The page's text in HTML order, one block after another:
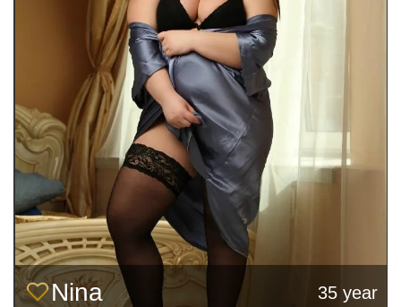
Nina 35 year